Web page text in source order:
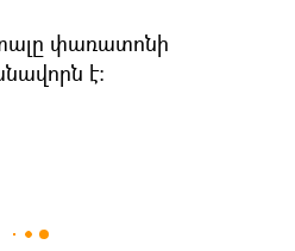
փառատոնի
է։